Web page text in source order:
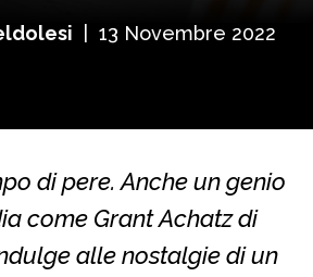
13 Novembre 2022
di pere. Anche un genio
come Grant Achatz di
alle nostalgie di un